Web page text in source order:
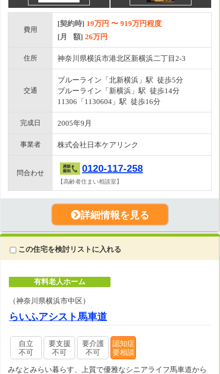
費用
[契約時] 19万円 〜 919万円程度
[月 額] 26万円
住所 神奈川県横浜市港北区新横浜二丁目2-3
交通
ブルーライン「北新横浜」駅 徒歩5分
ブルーライン「新横浜」駅 徒歩14分
11306「1130604」駅 徒歩16分
完成日 2005年9月
事業者 株式会社日本ケアリンク
問合わせ 0120-117-258
【高齢者住まい相談室】
詳細情報を見る
この住宅を検討リストに入れる
有料老人ホーム
（神奈川県横浜市中区）
らいふアシスト馬車道
自立
不可
要支援
不可
要介護
不可
認知症
要相談
みなとみらい暮らす、上質で優雅なシニアライフ馬車道から